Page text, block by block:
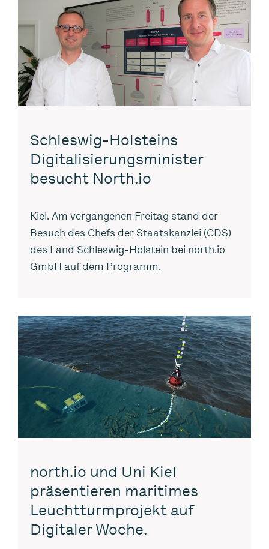
Schleswig-Holsteins
Digitalisierungsminister
besucht North.io
Kiel. Am vergangenen Freitag stand der
Besuch des Chefs der Staatskanzlei (CDS)
des Land Schleswig-Holstein bei north.io
GmbH auf dem Programm.
north.io und Uni Kiel
präsentieren maritimes
Leuchtturmprojekt auf
Digitaler Woche.